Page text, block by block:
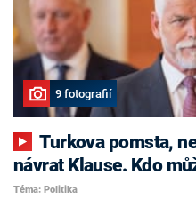
9 fotografií
Turkova pomsta, nekonfliktní Havlíček i
návrat Klause. Kdo
Téma: Politika